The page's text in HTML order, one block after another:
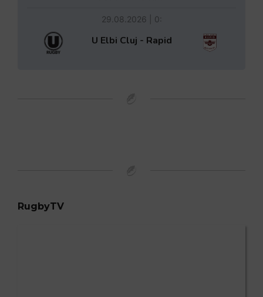
29.08.2026 | 0:
U Elbi Cluj - Rapid
RugbyTV